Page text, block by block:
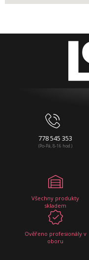
778 545 353
(Po-Pá, 8-16 hod.)
Všechny produkty
skladem
Ověřeno profesionály v
oboru